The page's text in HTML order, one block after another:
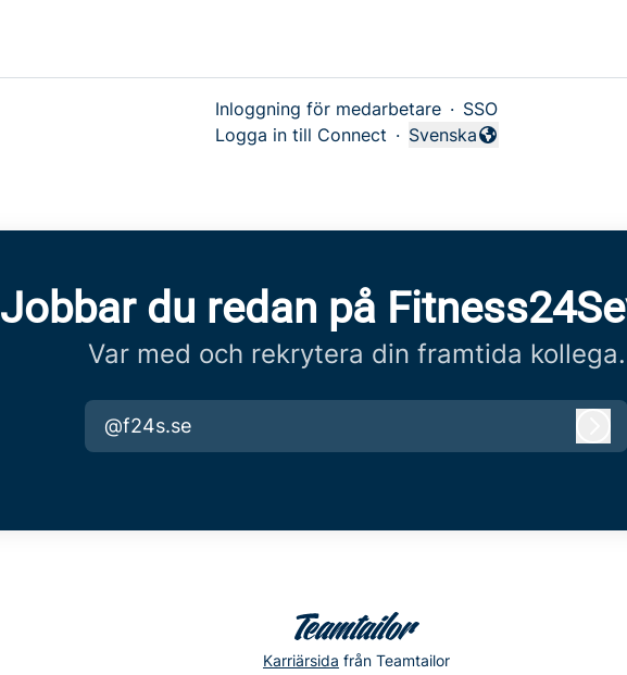
Inloggning för medarbetare · SSO
Logga in till Connect ·
Byt språk
Svenska
Jobbar du redan på
Var med och rekrytera din framtida kollega.
@f24s.se
Karriärsida från Teamtailor